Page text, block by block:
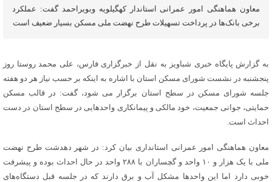
معاون هماهنگی امور عمرانی استاندار کهگیلویه وبویراحمد گفت: عملکرد
برخی بانک‌ها در پرداخت تسهیلات طرح نهضت ملی مسکن بسیار ضعیف است
به گزارش پایگاه خبری شباویز به نقل از خبرگزاری فارس، علی محمد روستا روز
پنجشنبه در نشست شورای مسکن استان با اشاره به اینکه بر حسب نیاز هر دو هفته
جلسه شورای مسکن در سطح استان برگزار می شود، گفت: در قالب مسکن
حمایتی، جوانی جمعیت، خود مالکی و پیمانکاری واحدهایی در سطح استان در دست
احداث است.
معاون هماهنگی امور عمرانی استانداری بیان کرد: در شهر دهدشت طرح نهضت
ملی با یک هزار و ۱۰ واحد و گچساران با ۲۸۸ واحد در حال احداث بوده و پیشرفت
خوبی دارد اما این واحدها مشکل آب و برق دارند که در جلسه قبل دستگاه‌های